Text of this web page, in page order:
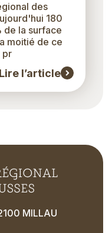
des
180
de la surface
moitié de ce
pr
Lire l’article
MILLAU